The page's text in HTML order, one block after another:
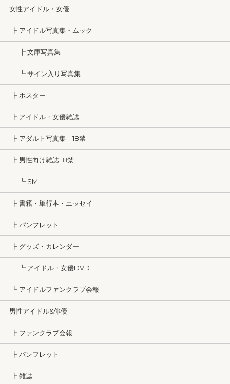
女性アイドル・女優
┣ アイドル写真集・ムック
┣ 文庫写真集
┗ サイン入り写真集
┣ ポスター
┣ アイドル・女優雑誌
┣ アダルト写真集 18禁
┣ 男性向け雑誌 18禁
┗ SM
┣ 書籍・単行本・エッセイ
┣ パンフレット
┣ グッズ・カレンダー
┗ アイドル・女優DVD
┗ アイドルファンクラブ会報
男性アイドル&俳優
┣ ファンクラブ会報
┣ パンフレット
┣ 雑誌